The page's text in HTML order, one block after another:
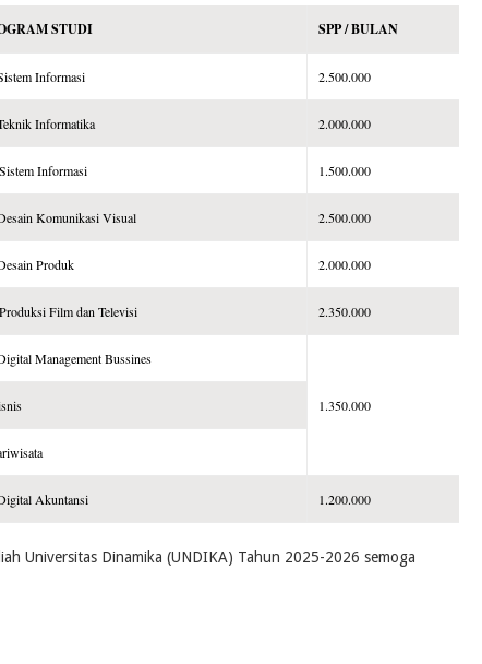
STUDI SPP / BULAN
Informasi 2.500.000
Informatika 2.000.000
Informasi 1.500.000
Komunikasi Visual 2.500.000
Produk 2.000.000
Film dan Televisi 2.350.000
Management Bussines
1.350.000
Akuntansi 1.200.000
Universitas Dinamika (UNDIKA) Tahun 2025-2026 semoga